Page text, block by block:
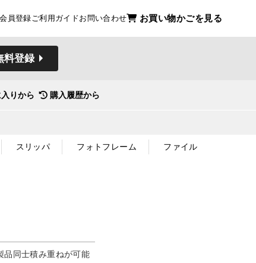
員登録ご利用ガイドお問い合わせ お買い物かごを見る
料登録
りから 購入履歴から
スリッパ フォトフレーム ファイル
品同士積み重ねが可能